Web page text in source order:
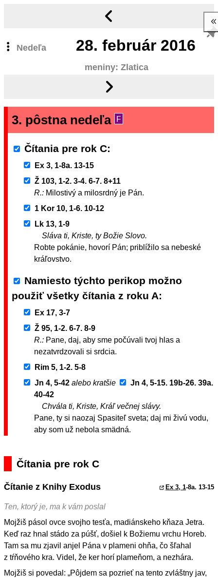
Nedeľa 28. február 2016
meniny: Zlatica
3. pôstna nedeľa F
Čítania pre rok C
Ex 3, 1-8a. 13-15
Ž 103, 1-2. 3-4. 6-7. 8+11
R.: Milostivý a milosrdný je Pán.
1 Kor 10, 1-6. 10-12
Lk 13, 1-9
Sláva ti, Kriste, ty Božie Slovo.
Robte pokánie, hovorí Pán; priblížilo sa nebeské
kráľovstvo.
Namiesto týchto perikop možno
použiť všetky čítania z roku A
Ex 17, 3-7
Ž 95, 1-2. 6-7. 8-9
R.: Pane, daj, aby sme počúvali tvoj hlas a
nezatvrdzovali si srdcia.
Rim 5, 1-2. 5-8
Jn 4, 5-42 alebo kratšie
Jn 4, 5-15. 19b-26. 39a.
40-42
Chvála ti, Kriste, Kráľ večnej slávy.
Pane, ty si naozaj Spasiteľ sveta; daj mi živú vodu,
aby som už nebola smädná.
Čítania pre rok C
Čítanie z Knihy Exodus Ex 3, 1-8a. 13-15
Ten, ktorý je, ma k vám poslal
Mojžiš pásol ovce svojho tesťa, madiánskeho kňaza Jetra.
Keď raz hnal stádo za púšť, došiel k Božiemu vrchu Horeb.
Tam sa mu zjavil anjel Pána v plameni ohňa, čo šľahal
z tŕňového kra. Videl, že ker horí plameňom, a nezhára.
Mojžiš si povedal: „Pôjdem sa pozrieť na tento zvláštny jav,